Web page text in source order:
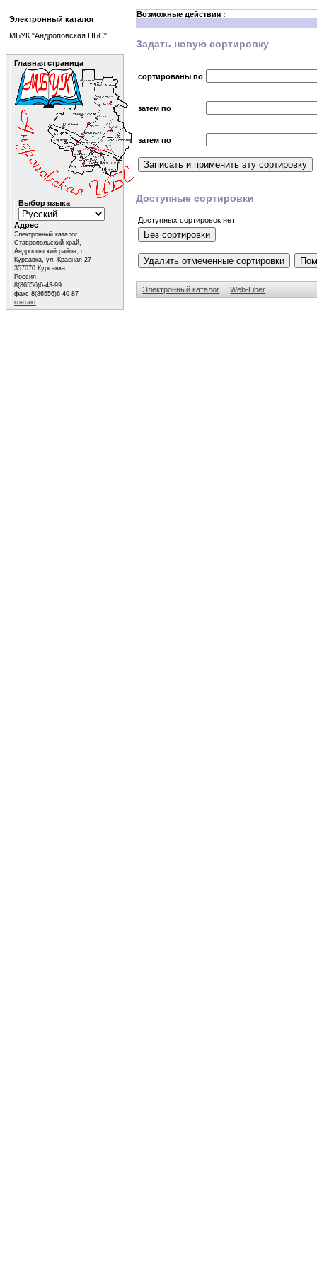
Возможные действия :
Задать новую сортировку
сортированы по
затем по
затем по
Доступные сортировки
Доступных сортировок нет
Электронный каталог Web-Liber
Электронный каталог
МБУК "Андроповская ЦБС"
Главная страница
Выбор языка
Адрес
Электронный каталог
Ставропольский край,
Андроповский район, с.
Курсавка, ул. Красная 27
357070 Курсавка
Россия
8(86556)6-43-99
факс 8(86556)6-40-87
контакт